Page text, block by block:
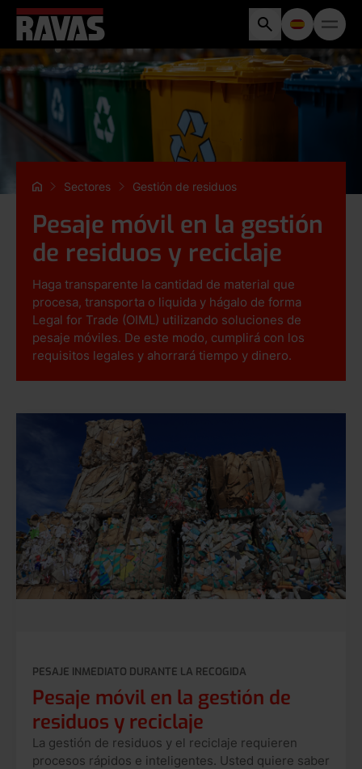
Sectores Gestión de residuos
Pesaje móvil en la gestión
de residuos y reciclaje
Haga transparente la cantidad de material que
procesa, transporta o liquida y hágalo de forma
Legal for Trade (OIML) utilizando soluciones de
pesaje móviles. De este modo, cumplirá con los
requisitos legales y ahorrará tiempo y dinero.
PESAJE INMEDIATO DURANTE LA RECOGIDA
Pesaje móvil en la gestión de
residuos y reciclaje
La gestión de residuos y el reciclaje requieren
procesos rápidos e inteligentes. Usted quiere saber